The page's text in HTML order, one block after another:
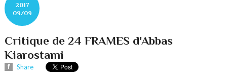
2017
09/09
Critique de 24 FRAMES d'Abbas
Kiarostami
Share